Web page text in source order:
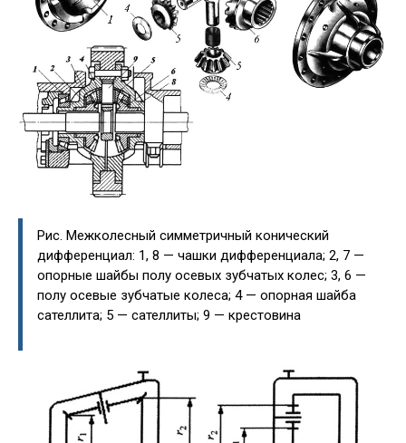
Рис. Межколесный симметричный конический
дифференциал: 1, 8 — чашки дифференциала; 2, 7 —
опорные шайбы полу осевых зубчатых колес; 3, 6 —
полу осевые зубчатые колеса; 4 — опорная шайба
сателлита; 5 — сателлиты; 9 — крестовина